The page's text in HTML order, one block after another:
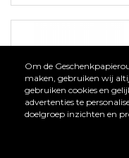
Vanaf
Om de
maken, gebruiken wij
gebruiken cookies en
advertenties te
doelgroep inzichten en